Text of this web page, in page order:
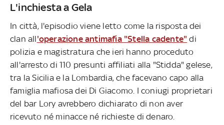
L'inchiesta a Gela
In città, l'episodio viene letto come la risposta dei
clan all'operazione antimafia "Stella cadente" di
polizia e magistratura che ieri hanno proceduto
all'arresto di 110 presunti affiliati alla "Stidda" gelese,
tra la Sicilia e la Lombardia, che facevano capo alla
famiglia mafiosa dei Di Giacomo. I coniugi proprietari
del bar Lory avrebbero dichiarato di non aver
ricevuto né minacce né richieste di denaro.